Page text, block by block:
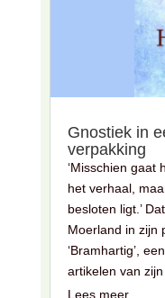
Gnostiek in
verpakking
‘Misschien gaat
het verhaal,
besloten ligt.’
Moerland in zijn
‘Bramhartig’,
artikelen van zijn
Lees meer